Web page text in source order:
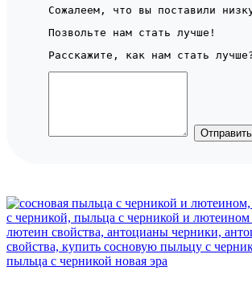
Сожалеем, что вы поставили
Позвольте нам стать лучше!
Расскажите, как нам стать